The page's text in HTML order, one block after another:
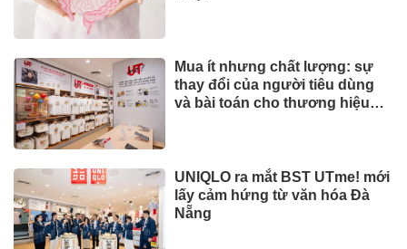
Mua ít nhưng chất lượng: sự
thay đổi của người tiêu dùng
và bài toán cho thương hiệu
UNIQLO ra mắt BST UTme! mới
lấy cảm hứng từ văn hóa Đà
Nẵng